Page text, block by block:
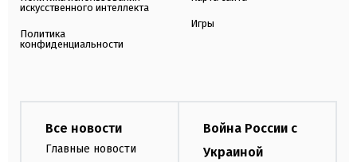
искусственного интеллекта
Политика
конфиденциальности
Игры
Все новости
Главные новости
Война России с
Украиной